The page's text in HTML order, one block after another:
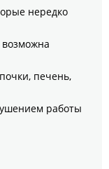
нередко
возможна
печень,
работы